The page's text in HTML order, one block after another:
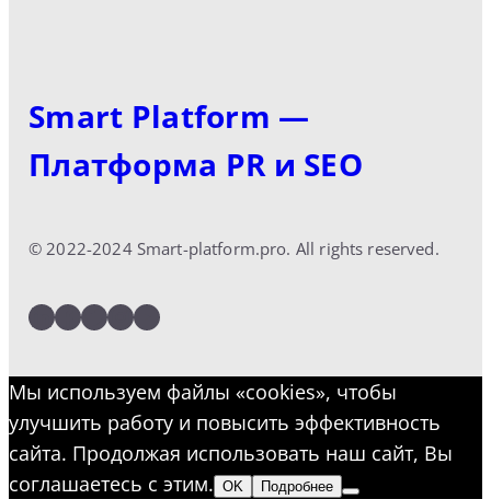
Smart Platform —
Платформа PR и SEO
© 2022-2024 Smart-platform.pro. All rights reserved.
LinkedIn
Facebook
Twitter
Instagram
YouTube
Мы используем файлы «cookies», чтобы
улучшить работу и повысить эффективность
сайта. Продолжая использовать наш сайт, Вы
соглашаетесь с этим. OK Подробнее